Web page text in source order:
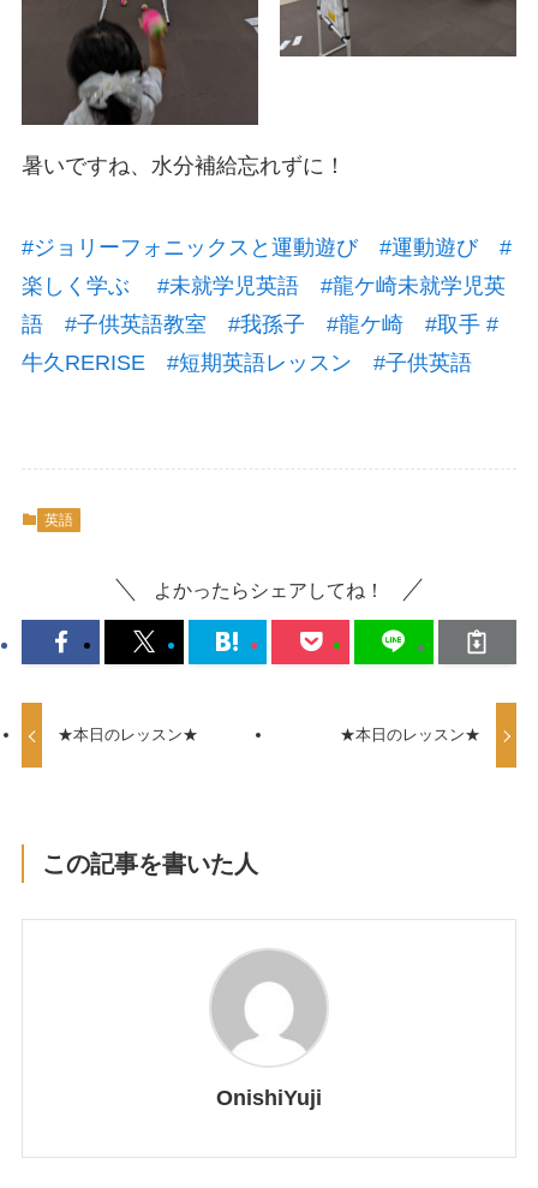
暑いですね、水分補給忘れずに！
#ジョリーフォニックスと運動遊び #運動遊び
#
楽しく学ぶ
#未就学児英語
#龍ケ崎未就学児英
語
#子供英語教室 #我孫子 #龍ケ崎 #取手 #
牛久RERISE
#短期英語レッスン #子供英語
英語
よかったらシェアしてね！
★本日のレッスン★ ★本日のレッスン★
この記事を書いた人
OnishiYuji